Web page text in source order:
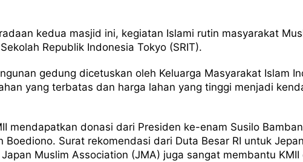
kedua masjid ini, kegiatan Islami rutin masyarakat
Republik Indonesia Tokyo (SRIT).
gedung dicetuskan oleh Keluarga Masyarakat Islam
yang terbatas dan harga lahan yang tinggi menjadi
mendapatkan donasi dari Presiden ke-enam Susilo
Boediono. Surat rekomendasi dari Duta Besar RI untuk
Muslim Association (JMA) juga sangat membantu